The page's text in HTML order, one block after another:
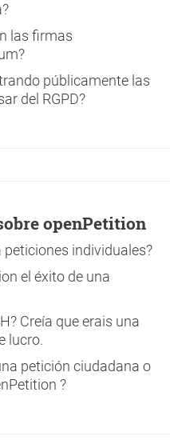
las firmas
públicamente las
del RGPD?
openPetition
individuales?
el éxito de una
Creía que erais una
lucro.
petición ciudadana o
?